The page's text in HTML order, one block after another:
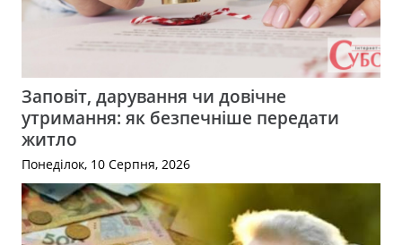
Заповіт, дарування чи довічне
утримання: як безпечніше передати
житло
Понеділок, 10 Серпня, 2026